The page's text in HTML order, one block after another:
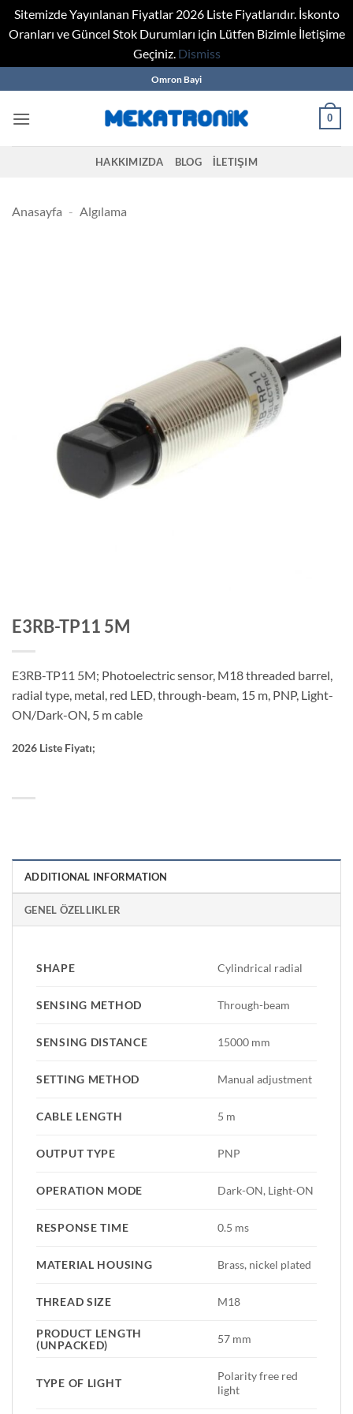
Sitemizde Yayınlanan Fiyatlar 2026 Liste Fiyatlarıdır. İskonto
Oranları ve Güncel Stok Durumları için Lütfen Bizimle İletişime
Geçiniz. Dismiss
to
content
Omron Bayi
0
HAKKIMIZDA BLOG İLETIŞIM
Anasayfa - Algılama
E3RB-TP11 5M
E3RB-TP11 5M; Photoelectric sensor, M18 threaded barrel,
radial type, metal, red LED, through-beam, 15 m, PNP, Light-
ON/Dark-ON, 5 m cable
2026 Liste Fiyatı;
ADDITIONAL INFORMATION
GENEL ÖZELLIKLER
SHAPE Cylindrical radial
SENSING METHOD Through-beam
SENSING DISTANCE 15000 mm
SETTING METHOD Manual adjustment
CABLE LENGTH 5 m
OUTPUT TYPE PNP
OPERATION MODE Dark-ON, Light-ON
RESPONSE TIME 0.5 ms
MATERIAL HOUSING Brass, nickel plated
THREAD SIZE M18
PRODUCT LENGTH
(UNPACKED)
57 mm
TYPE OF LIGHT
Polarity free red
light